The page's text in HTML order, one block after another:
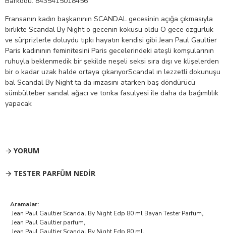
Fransanın kadın başkanının SCANDAL gecesinin açığa çıkmasıyla
birlikte Scandal By Night o gecenin kokusu oldu O gece özgürlük
ve sürprizlerle doluydu tıpkı hayatın kendisi gibi Jean Paul Gaultier
Paris kadınının feminitesini Paris gecelerindeki ateşli komşularının
ruhuyla beklenmedik bir şekilde neşeli seksi sıra dışı ve klişelerden
bir o kadar uzak halde ortaya çıkarıyorScandal ın lezzetli dokunuşu
bal Scandal By Night ta da imzasını atarken baş döndürücü
sümbülteber sandal ağacı ve tonka fasulyesi ile daha da bağımlılık
yapacak
YORUM
TESTER PARFÜM NEDIR
Aramalar:
Jean Paul Gaultier Scandal By Night Edp 80 ml Bayan Tester Parfüm,
Jean Paul Gaultier parfum,